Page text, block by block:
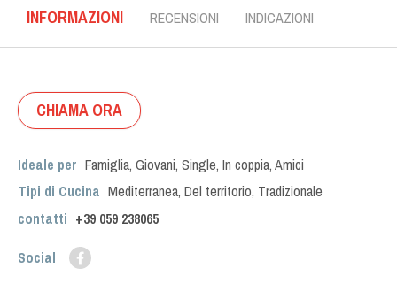
INFORMAZIONI RECENSIONI INDICAZIONI
CHIAMA ORA
Ideale per Famiglia, Giovani, Single, In coppia,Amici
Tipi di Cucina Mediterranea, Del territorio, Tradizionale
contatti +39 059 238065
Social